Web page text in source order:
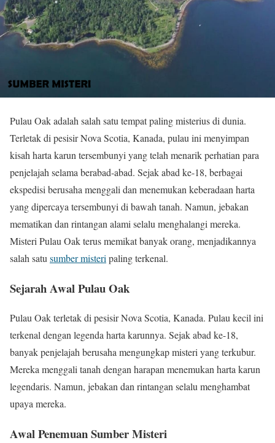
Pulau Oak adalah salah satu tempat paling misterius di dunia.
Terletak di pesisir Nova Scotia, Kanada, pulau ini menyimpan
kisah harta karun tersembunyi yang telah menarik perhatian para
penjelajah selama berabad-abad. Sejak abad ke-18, berbagai
ekspedisi berusaha menggali dan menemukan keberadaan harta
yang dipercaya tersembunyi di bawah tanah. Namun, jebakan
mematikan dan rintangan alami selalu menghalangi mereka.
Misteri Pulau Oak terus memikat banyak orang, menjadikannya
salah satu sumber misteri paling terkenal.
Sejarah Awal Pulau Oak
Pulau Oak terletak di pesisir Nova Scotia, Kanada. Pulau kecil ini
terkenal dengan legenda harta karunnya. Sejak abad ke-18,
banyak penjelajah berusaha mengungkap misteri yang terkubur.
Mereka menggali tanah dengan harapan menemukan harta karun
legendaris. Namun, jebakan dan rintangan selalu menghambat
upaya mereka.
Awal Penemuan Sumber Misteri